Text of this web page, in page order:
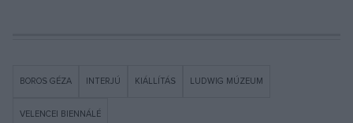
BOROS GÉZA INTERJÚ KIÁLLÍTÁS LUDWIG MÚZEUM
VELENCEI BIENNÁLÉ